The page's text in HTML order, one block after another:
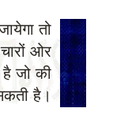
तो
ओर
जो की
है।